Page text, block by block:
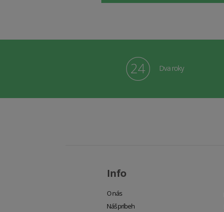
Dva roky
Info
O nás
Náš príbeh